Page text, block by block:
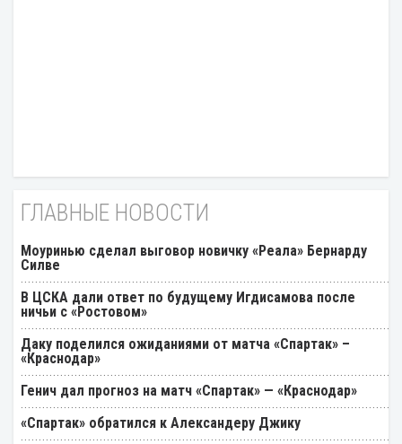
ГЛАВНЫЕ НОВОСТИ
Моуринью сделал выговор новичку «Реала» Бернарду
Силве
В ЦСКА дали ответ по будущему Игдисамова после
ничьи с «Ростовом»
Даку поделился ожиданиями от матча «Спартак» –
«Краснодар»
Генич дал прогноз на матч «Спартак» — «Краснодар»
«Спартак» обратился к Александеру Джику